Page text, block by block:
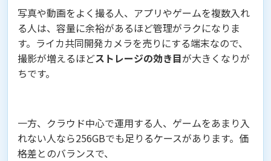
写真や動画をよく撮る人、アプリやゲームを複数入れ
る人は、容量に余裕があるほど管理がラクになりま
す。ライカ共同開発カメラを売りにする端末なので、
撮影が増えるほどストレージの効き目が大きくなりが
ちです。
一方、クラウド中心で運用する人、ゲームをあまり入
れない人なら256GBでも足りるケースがあります。価
格差とのバランスで、